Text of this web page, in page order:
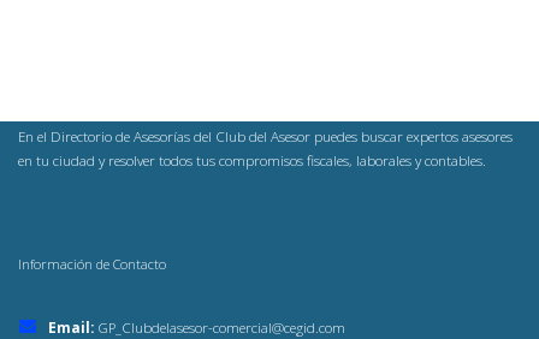
En el Directorio de Asesorías del Club del Asesor puedes buscar expertos asesores
en tu ciudad y resolver todos tus compromisos fiscales, laborales y contables.
Información de Contacto
Email: GP_Clubdelasesor-comercial@cegid.com